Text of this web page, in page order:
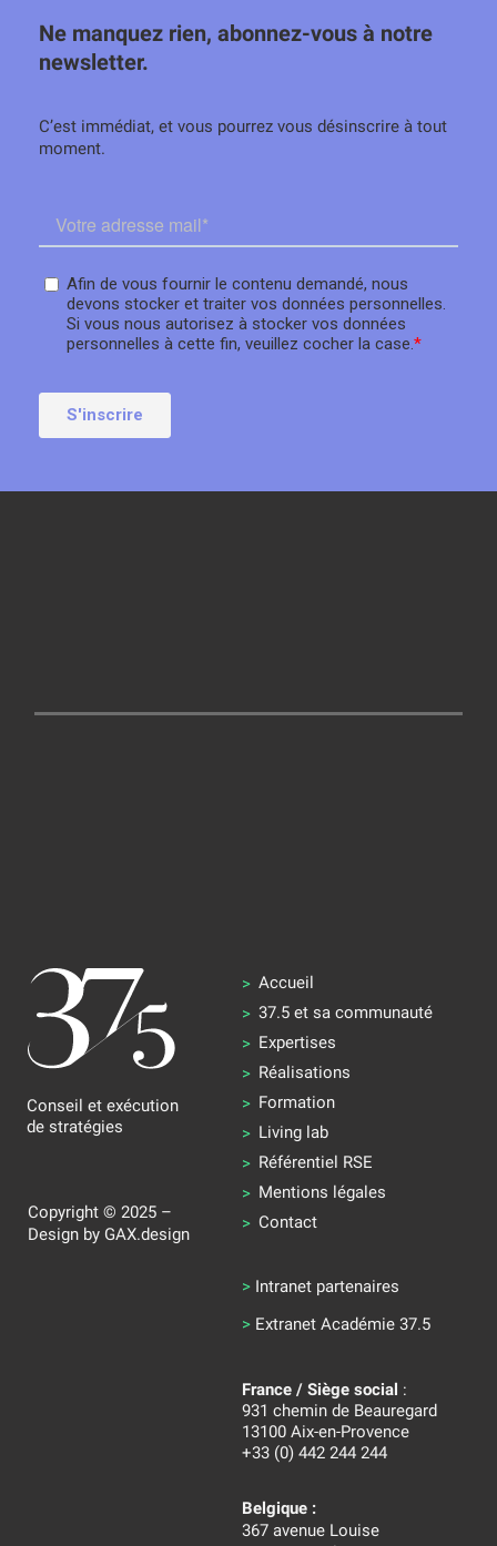
Ne manquez rien, abonnez-vous à notre
newsletter.
C’est immédiat, et vous pourrez vous désinscrire à tout
moment.
Conseil et exécution
de stratégies
Copyright © 2025 –
Design by GAX.design
Accueil
37.5 et sa communauté
Expertises
Réalisations
Formation
Living lab
Référentiel RSE
Mentions légales
Contact
> Intranet partenaires
> Extranet Académie 37.5
France / Siège social :
931 chemin de Beauregard
13100 Aix-en-Provence
+33 (0) 442 244 244
Belgique :
367 avenue Louise